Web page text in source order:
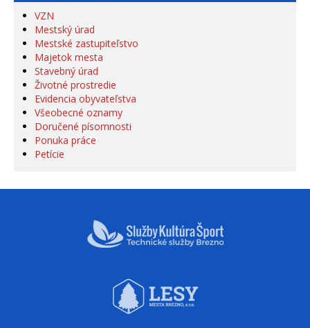
VZN
Mestský úrad
Mestské zastupiteľstvo
Majetok mesta
Stavebný úrad
Životné prostredie
Evidencia obyvateľstva
Všeobecné oznamy
Doručené písomnosti
Ponuka práce
Petície